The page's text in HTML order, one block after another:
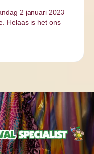
2 januari 2023
Helaas is het ons